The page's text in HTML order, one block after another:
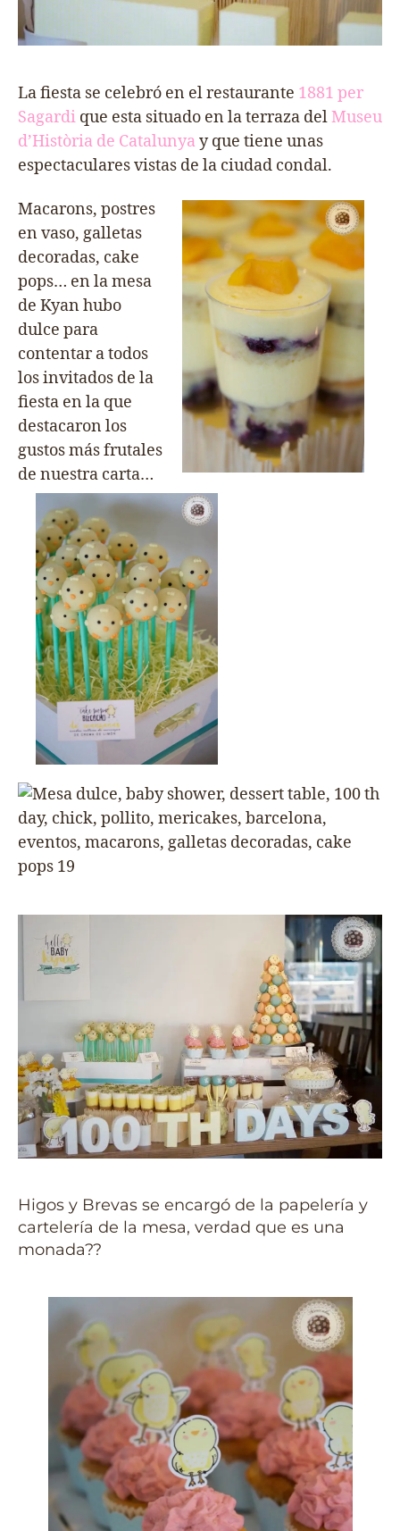
La fiesta se celebró en el restaurante 1881 per
Sagardi que esta situado en la terraza delMuseu
d’Història de Catalunyay que tiene unas
espectaculares vistas de la ciudad condal.
Macarons, postres
en vaso, galletas
decoradas, cake
pops… en la mesa
de Kyan hubo
dulce para
contentar a todos
los invitados de la
fiesta en la que
destacaron los
gustos más frutales
de nuestra carta…
Higos y Brevas se encargó de la papelería y
cartelería de la mesa, verdad que es una
monada??